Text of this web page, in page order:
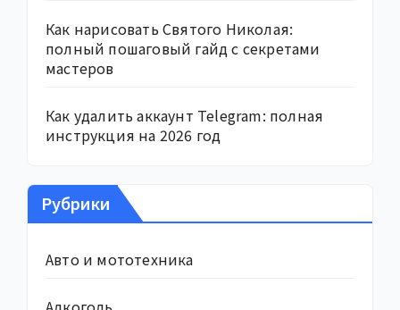
Как нарисовать Святого Николая:
полный пошаговый гайд с секретами
мастеров
Как удалить аккаунт Telegram: полная
инструкция на 2026 год
Рубрики
Авто и мототехника